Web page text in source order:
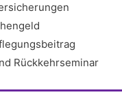
Rückkehrseminar